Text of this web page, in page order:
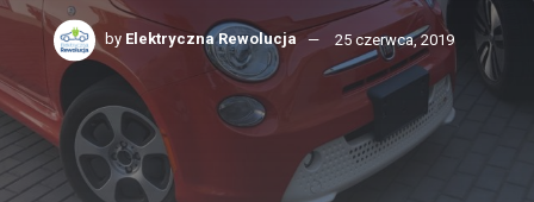
by Elektryczna Rewolucja 25 czerwca, 2019